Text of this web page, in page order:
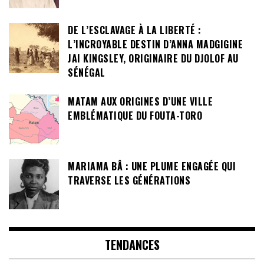
DE L’ESCLAVAGE À LA LIBERTÉ :
L’INCROYABLE DESTIN D’ANNA MADGIGINE
JAI KINGSLEY, ORIGINAIRE DU DJOLOF AU
SÉNÉGAL
MATAM AUX ORIGINES D’UNE VILLE
EMBLÉMATIQUE DU FOUTA-TORO
MARIAMA BÂ : UNE PLUME ENGAGÉE QUI
TRAVERSE LES GÉNÉRATIONS
TENDANCES